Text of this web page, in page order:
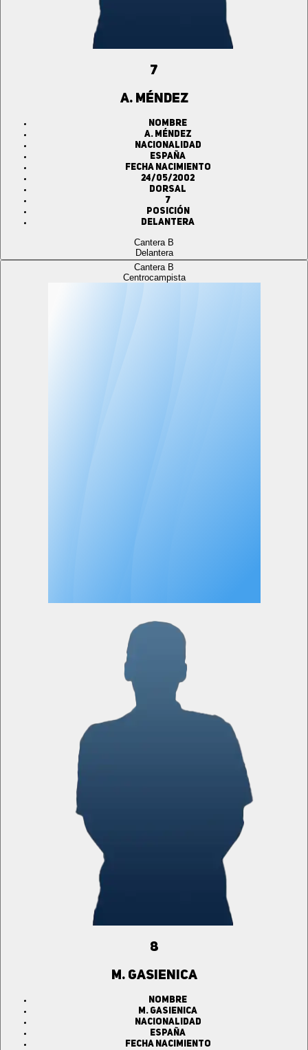
7
A. MÉNDEZ
Nombre
A. MÉNDEZ
Nacionalidad
ESPAÑA
Fecha Nacimiento
24/05/2002
Dorsal
7
Posición
Delantera
Cantera B
Delantera
Cantera B
Centrocampista
8
M. GASIENICA
Nombre
M. GASIENICA
Nacionalidad
ESPAÑA
Fecha Nacimiento